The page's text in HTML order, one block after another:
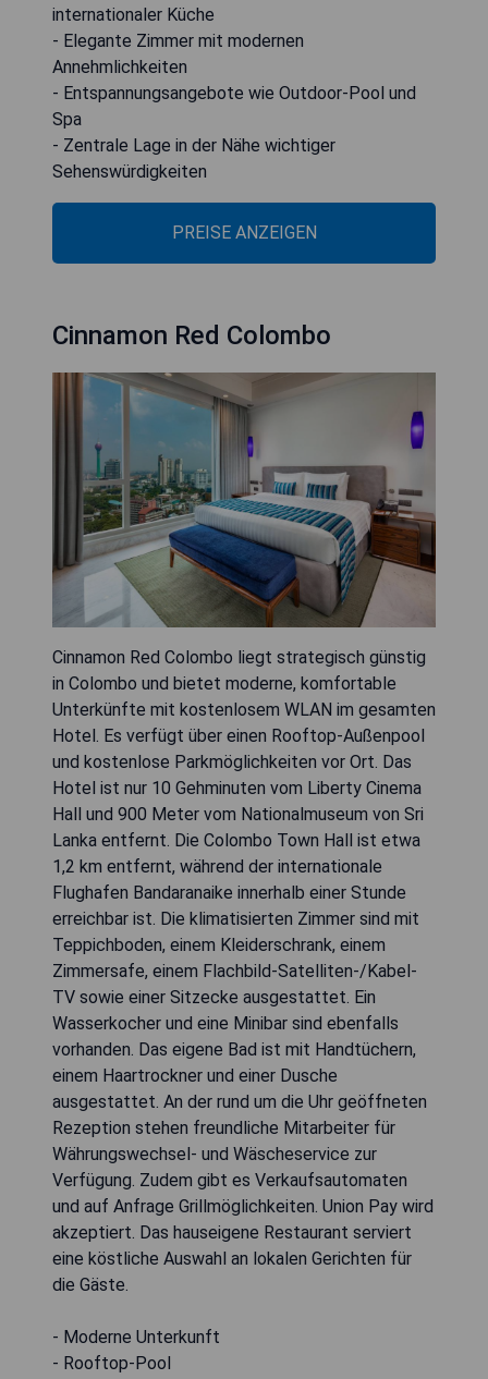
internationaler Küche
- Elegante Zimmer mit modernen
Annehmlichkeiten
- Entspannungsangebote wie Outdoor-Pool und
Spa
- Zentrale Lage in der Nähe wichtiger
Sehenswürdigkeiten
PREISE ANZEIGEN
Cinnamon Red Colombo
Cinnamon Red Colombo liegt strategisch günstig
in Colombo und bietet moderne, komfortable
Unterkünfte mit kostenlosem WLAN im gesamten
Hotel. Es verfügt über einen Rooftop-Außenpool
und kostenlose Parkmöglichkeiten vor Ort. Das
Hotel ist nur 10 Gehminuten vom Liberty Cinema
Hall und 900 Meter vom Nationalmuseum von Sri
Lanka entfernt. Die Colombo Town Hall ist etwa
1,2 km entfernt, während der internationale
Flughafen Bandaranaike innerhalb einer Stunde
erreichbar ist. Die klimatisierten Zimmer sind mit
Teppichboden, einem Kleiderschrank, einem
Zimmersafe, einem Flachbild-Satelliten-/Kabel-
TV sowie einer Sitzecke ausgestattet. Ein
Wasserkocher und eine Minibar sind ebenfalls
vorhanden. Das eigene Bad ist mit Handtüchern,
einem Haartrockner und einer Dusche
ausgestattet. An der rund um die Uhr geöffneten
Rezeption stehen freundliche Mitarbeiter für
Währungswechsel- und Wäscheservice zur
Verfügung. Zudem gibt es Verkaufsautomaten
und auf Anfrage Grillmöglichkeiten. Union Pay wird
akzeptiert. Das hauseigene Restaurant serviert
eine köstliche Auswahl an lokalen Gerichten für
die Gäste.
- Moderne Unterkunft
- Rooftop-Pool